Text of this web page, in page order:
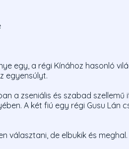
egy, a régi Kínához hasonló
egyensúlyt.
a zseniális és szabad szellemű
A két fiú egy régi Gusu Lán
választani, de elbukik és meghal.